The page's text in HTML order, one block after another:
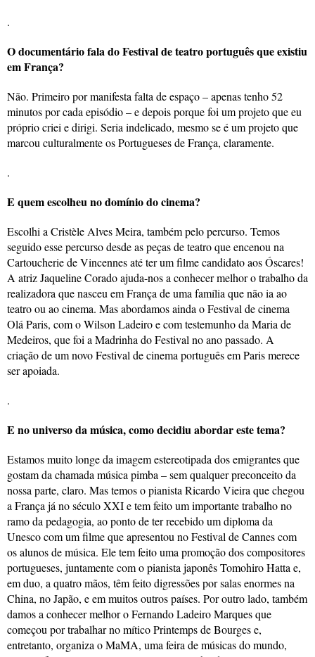
.
O documentário fala do Festival de teatro português que existiu
em França?
Não. Primeiro por manifesta falta de espaço – apenas tenho 52
minutos por cada episódio – e depois porque foi um projeto que eu
próprio criei e dirigi. Seria indelicado, mesmo se é um projeto que
marcou culturalmente os Portugueses de França, claramente.
.
E quem escolheu no domínio do cinema?
Escolhi a Cristèle Alves Meira, também pelo percurso. Temos
seguido esse percurso desde as peças de teatro que encenou na
Cartoucherie de Vincennes até ter um filme candidato aos Óscares!
A atriz Jaqueline Corado ajuda-nos a conhecer melhor o trabalho da
realizadora que nasceu em França de uma família que não ia ao
teatro ou ao cinema. Mas abordamos ainda o Festival de cinema
Olá Paris, com o Wilson Ladeiro e com testemunho da Maria de
Medeiros, que foi a Madrinha do Festival no ano passado. A
criação de um novo Festival de cinema português em Paris merece
ser apoiada.
.
E no universo da música, como decidiu abordar este tema?
Estamos muito longe da imagem estereotipada dos emigrantes que
gostam da chamada música pimba – sem qualquer preconceito da
nossa parte, claro. Mas temos o pianista Ricardo Vieira que chegou
a França já no século XXI e tem feito um importante trabalho no
ramo da pedagogia, ao ponto de ter recebido um diploma da
Unesco com um filme que apresentou no Festival de Cannes com
os alunos de música. Ele tem feito uma promoção dos compositores
portugueses, juntamente com o pianista japonês Tomohiro Hatta e,
em duo, a quatro mãos, têm feito digressões por salas enormes na
China, no Japão, e em muitos outros países. Por outro lado, também
damos a conhecer melhor o Fernando Ladeiro Marques que
começou por trabalhar no mítico Printemps de Bourges e,
entretanto, organiza o MaMA, uma feira de músicas do mundo,